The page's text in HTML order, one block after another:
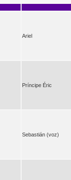
Ariel
Príncipe Éric
Sebastián (voz)